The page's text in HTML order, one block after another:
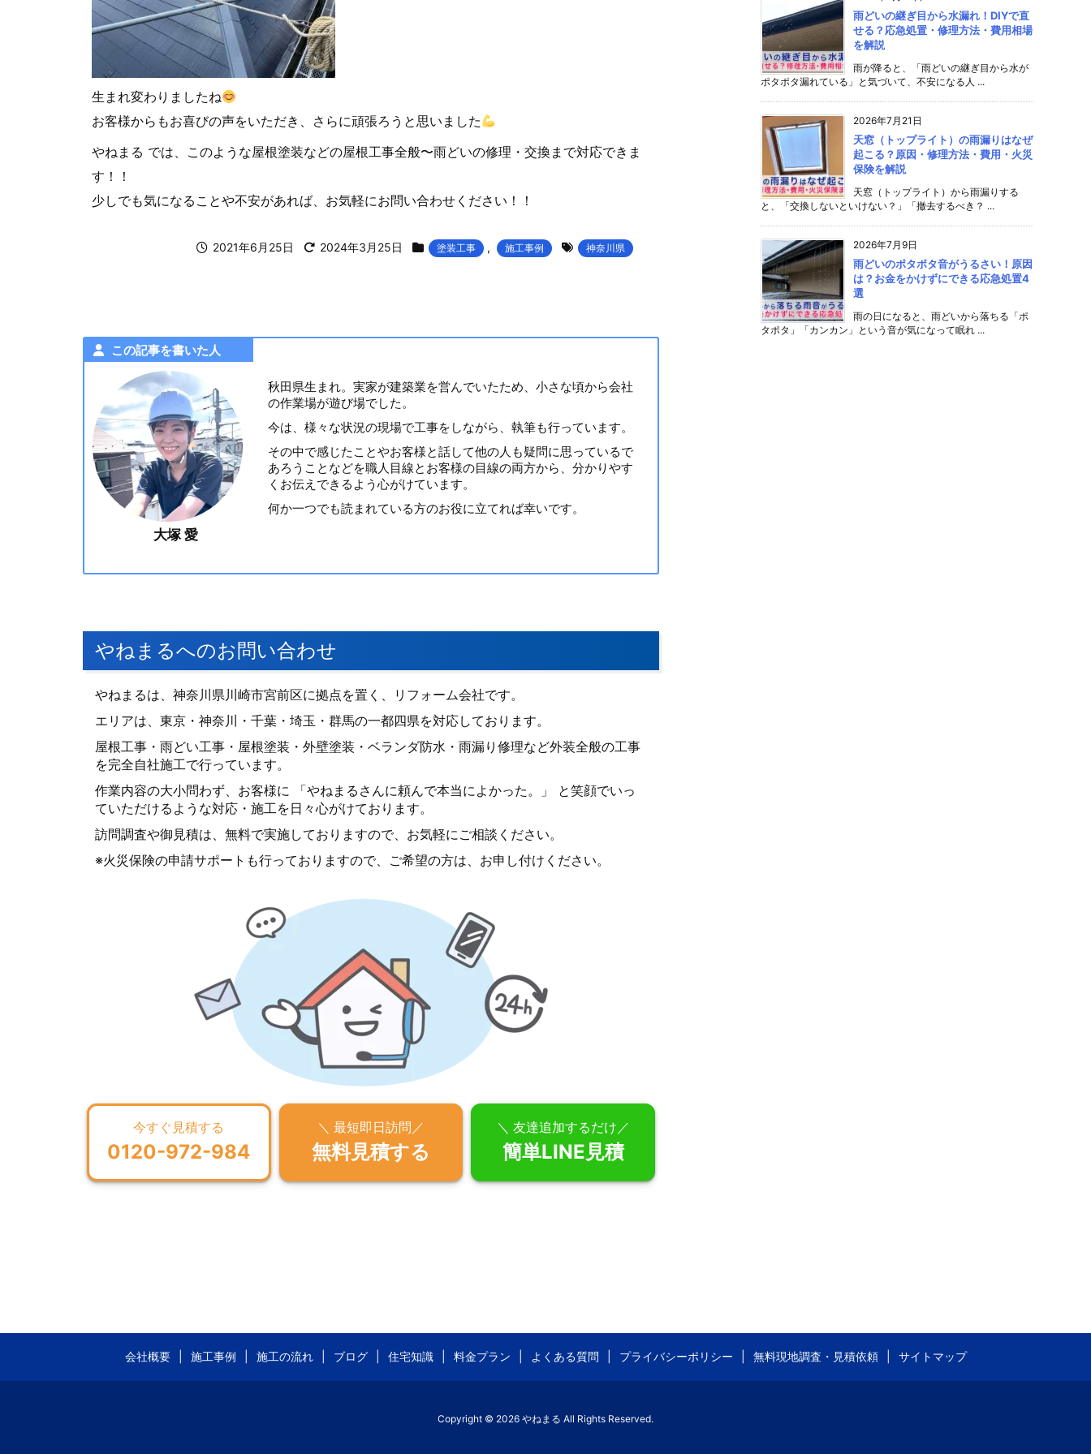
生まれ変わりましたね
お客様からもお喜びの声をいただき、さらに頑張ろうと思いました
やねまる では、このような屋根塗装などの屋根工事全般〜雨どいの修理・交換まで対応できま
す！！
少しでも気になることや不安があれば、お気軽にお問い合わせください！！
2021年6月25日 2024年3月25日 塗装工事 , 施工事例 神奈川県
この記事を書いた人
大塚 愛
秋田県生まれ。実家が建築業を営んでいたため、小さな頃から会社
の作業場が遊び場でした。
今は、様々な状況の現場で工事をしながら、執筆も行っています。
その中で感じたことやお客様と話して他の人も疑問に思っているで
あろうことなどを職人目線とお客様の目線の両方から、分かりやす
くお伝えできるよう心がけています。
何か一つでも読まれている方のお役に立てれば幸いです。
やねまるへのお問い合わせ
やねまるは、神奈川県川崎市宮前区に拠点を置く、リフォーム会社です。
エリアは、東京・神奈川・千葉・埼玉・群馬の一都四県を対応しております。
屋根工事・雨どい工事・屋根塗装・外壁塗装・ベランダ防水・雨漏り修理など外装全般の工事
を完全自社施工で行っています。
作業内容の大小問わず、お客様に 「やねまるさんに頼んで本当によかった。」 と笑顔でいっ
ていただけるような対応・施工を日々心がけております。
訪問調査や御見積は、無料で実施しておりますので、お気軽にご相談ください。
※火災保険の申請サポートも行っておりますので、ご希望の方は、お申し付けください。
今すぐ見積する
0120-972-984
＼ 最短即日訪問／
無料見積する
＼ 友達追加するだけ／
簡単LINE見積
雨どいの継ぎ目から水漏れ！DIYで直
せる？応急処置・修理方法・費用相場
を解説
雨が降ると、「雨どいの継ぎ目から水が
ポタポタ漏れている」と気づいて、不安になる人 ...
2026年7月21日
天窓（トップライト）の雨漏りはなぜ
起こる？原因・修理方法・費用・火災
保険を解説
天窓（トップライト）から雨漏りする
と、「交換しないといけない？」「撤去するべき？ ...
2026年7月9日
雨どいのポタポタ音がうるさい！原因
は？お金をかけずにできる応急処置4
選
雨の日になると、雨どいから落ちる「ポ
タポタ」「カンカン」という音が気になって眠れ ...
会社概要 施工事例 施工の流れ ブログ 住宅知識 料金プラン よくある質問 プライバシーポリシー 無料現地調査・見積依頼 サイトマップ
Copyright © 2026 やねまる All Rights Reserved.